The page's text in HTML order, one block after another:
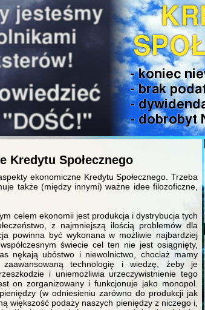
Kredytu Społecznego
ekonomiczne Kredytu Społecznego. Trzeba
także (między innymi) ważne idee filozoficzne,
celem ekonomii jest produkcja i dystrybucja tych
z najmniejszą ilością problemów dla
powinna być wykonana w możliwie najbardziej
świecie cel ten nie jest osiągnięty,
nękają ubóstwo i niewolnictwo, chociaż mamy
technologię i wiedzę, żeby je
i uniemożliwia urzeczywistnienie tego
on zorganizowany i funkcjonuje jako monopol.
(w odniesieniu zarówno do produkcji jak
większość podaży naszych pieniędzy z niczego i,